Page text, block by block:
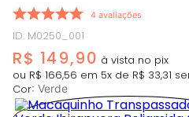
4 avaliações
ID: M0250_001
R$ 149,90
ou R$ 166,56 em 5x de R$ 33,31
Cor: Verde
10ºMacaquinho